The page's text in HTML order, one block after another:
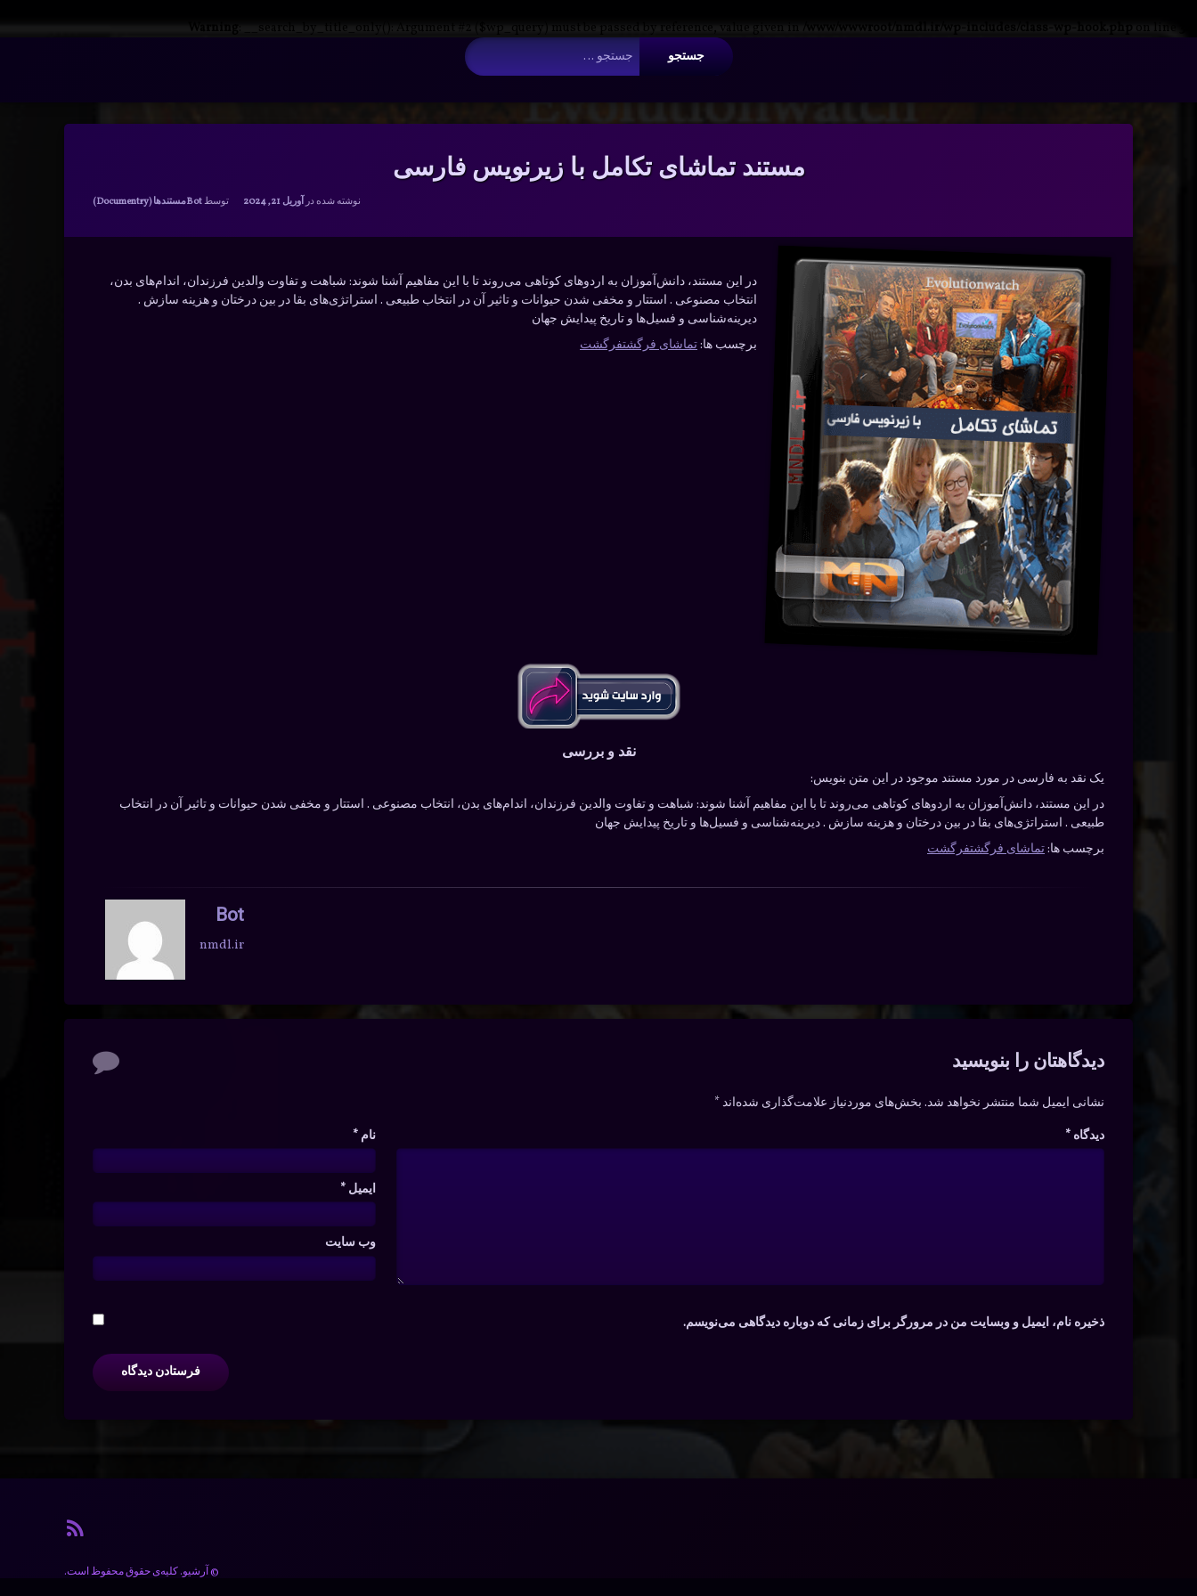
جستجو برای:
مستند تماشای تکامل با زیرنویس فارسی
نوشته شده درآوریل 21, 2024 توسطBotدسته بندی ها:
مستندها (Documentry)
در این مستند، دانش‌آموزان به اردوهای کوتاهی می‌روند تا با این مفاهیم آشنا شوند: شباهت و تفاوت والدین فرزندان، اندام‌های بدن،
انتخاب مصنوعی . استتار و مخفی شدن حیوانات و تاثیر آن در انتخاب طبیعی . استراتژی‌های بقا در بین درختان و هزینه‌ سازش .
دیرینه‌شناسی و فسیل‌ها و تاریخ پیدایش جهان
برچسب ها:تماشای فرگشتفرگشت
نقد و بررسی
یک نقد به فارسی در مورد مستند موجود در این متن بنویس:
در این مستند، دانش‌آموزان به اردوهای کوتاهی می‌روند تا با این مفاهیم آشنا شوند: شباهت و تفاوت والدین فرزندان، اندام‌های بدن، انتخاب مصنوعی . استتار و مخفی شدن حیوانات و تاثیر آن در انتخاب
طبیعی . استراتژی‌های بقا در بین درختان و هزینه‌ سازش . دیرینه‌شناسی و فسیل‌ها و تاریخ پیدایش جهان
برچسب ها:تماشای فرگشتفرگشت
Bot
nmdl.ir
دیدگاه‌ها
دیدگاهتان را بنویسید
نشانی ایمیل شما منتشر نخواهد شد. بخش‌های موردنیاز علامت‌گذاری شده‌اند*
دیدگاه * نام *
ایمیل *
وب‌ سایت
ذخیره نام، ایمیل و وبسایت من در مرورگر برای زمانی که دوباره دیدگاهی می‌نویسم.
آر اس
© آرشیو. کلیه‌ی حقوق محفوظ است.